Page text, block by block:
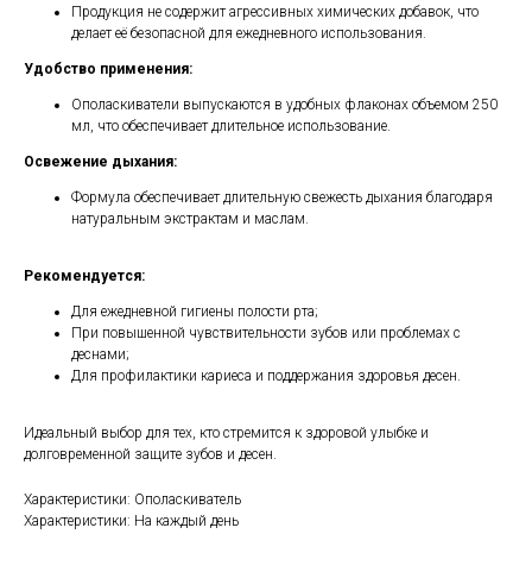
Продукция не содержит агрессивных химических добавок, что
делает её безопасной для ежедневного использования.
Удобство применения:
Ополаскиватели выпускаются в удобных флаконах объемом 250
мл, что обеспечивает длительное использование.
Освежение дыхания:
Формула обеспечивает длительную свежесть дыхания благодаря
натуральным экстрактам и маслам.
Рекомендуется:
Для ежедневной гигиены полости рта;
При повышенной чувствительности зубов или проблемах с
деснами;
Для профилактики кариеса и поддержания здоровья десен.
Идеальный выбор для тех, кто стремится к здоровой улыбке и
долговременной защите зубов и десен.
Характеристики: Ополаскиватель
Характеристики: На каждый день